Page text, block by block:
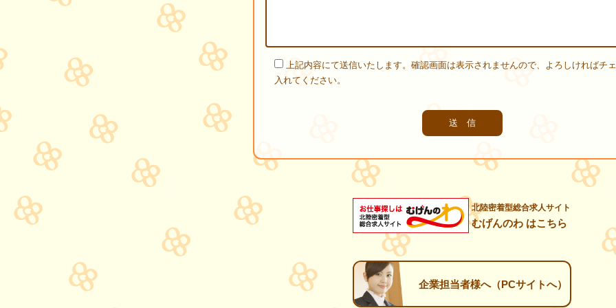
上記内容にて送信いたします。確認画面は表示されませんので、よろしければチ
入れてください。
北陸密着型総合求人サイト
むげんのわ はこちら
企業担当者様へ（PCサイトへ）